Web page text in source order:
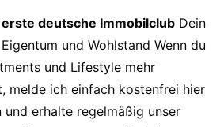
deutsche Immobilclub Dein
und Wohlstand Wenn du
und Lifestyle mehr
melde ich einfach kostenfrei hier
erhalte regelmäßig unser